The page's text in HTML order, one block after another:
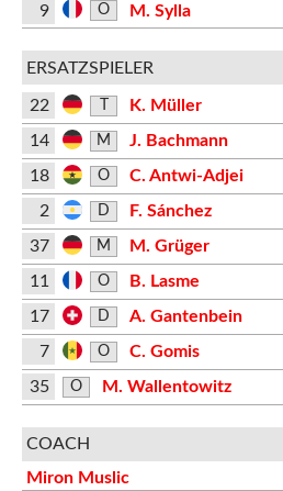
9 O M. Sylla
ERSATZSPIELER
22
K. Müller
14
M J. Bachmann
18 O
C. Antwi-Adjei
2
D
F. Sánchez
37
M
M. Grüger
11
O B. Lasme
17 D A. Gantenbein
7 O C. Gomis
35 O M. Wallentowitz
COACH
Miron Muslic